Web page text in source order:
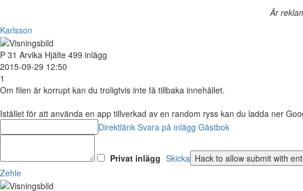
Är
Karlsson
P 31 Arvika Hjälte 499 inlägg
2015-09-29 12:50
1
Om filen är korrupt kan du troligtvis inte få tillbaka innehållet.
Istället för att använda en app tillverkad av en random ryss kan du ladda ner
Direktlänk Svara på inlägg Gästbok
Privat inlägg Skicka
Zehle